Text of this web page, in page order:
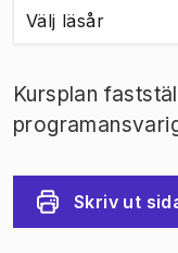
Välj läsår
Kursplan
Skriv ut